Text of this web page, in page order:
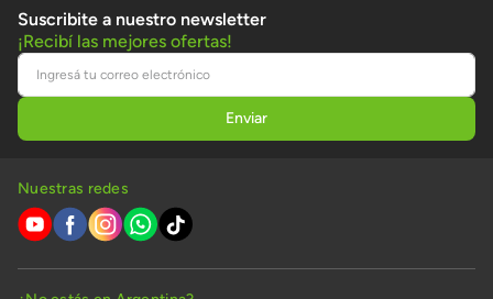
Suscribite a nuestro newsletter
¡Recibí las mejores ofertas!
Nuestras redes